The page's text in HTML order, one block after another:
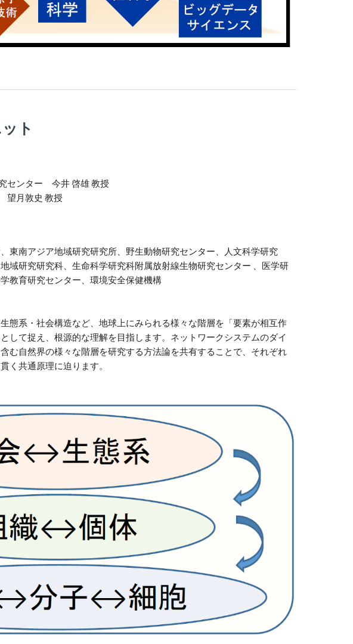
ト
センター 今井 啓雄 教授
望月敦史 教授
東南アジア地域研究研究所、野生動物研究センター、人文科学研究
域研究研究科、生命科学研究科附属放射線生物研究センター 、医学研
教育研究センター、環境安全保健機構
態系・社会構造など、地球上にみられる様々な階層を「要素が相互作
して捉え、根源的な理解を目指します。ネットワークシステムのダイ
む自然界の様々な階層を研究する方法論を共有することで、それぞれ
く共通原理に迫ります。